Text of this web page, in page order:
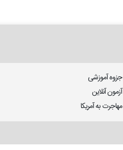
جزوه آموزشی
آزمون آنلاین
مهاجرت به آمریکا